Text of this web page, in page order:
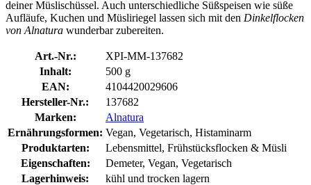
deiner Müslischüssel. Auch unterschiedliche Süßspeisen wie süße
Aufläufe, Kuchen und Müsliriegel lassen sich mit den Dinkelflocken
von Alnatura wunderbar zubereiten.
Art.-Nr.:
XPI-MM-137682
Inhalt:
500 g
EAN:
4104420029606
Hersteller-Nr.:
137682
Marken:
Alnatura
Ernährungsformen: Vegan, Vegetarisch, Histaminarm
Produktarten:
Lebensmittel, Frühstücksflocken & Müsli
Eigenschaften:
Demeter, Vegan, Vegetarisch
Lagerhinweis:
kühl und trocken lagern